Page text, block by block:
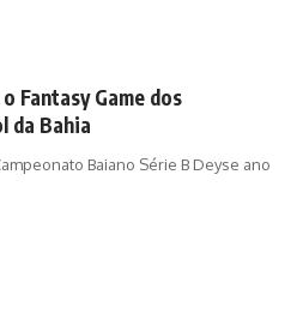
Fantasy Game dos
da Bahia
Baiano Série B Deyse ano